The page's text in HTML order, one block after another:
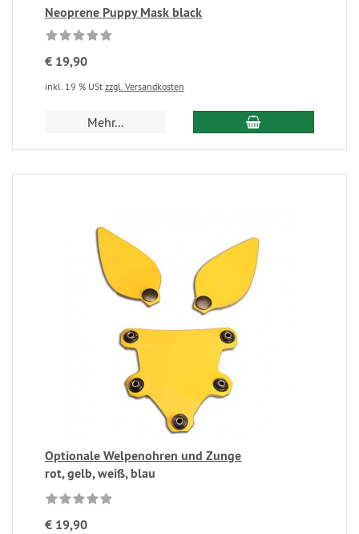
Neoprene Puppy Mask black
€ 19,90
inkl. 19 % USt zzgl. Versandkosten
Mehr...
Optionale Welpenohren und Zunge
rot, gelb, weiß, blau
€ 19,90